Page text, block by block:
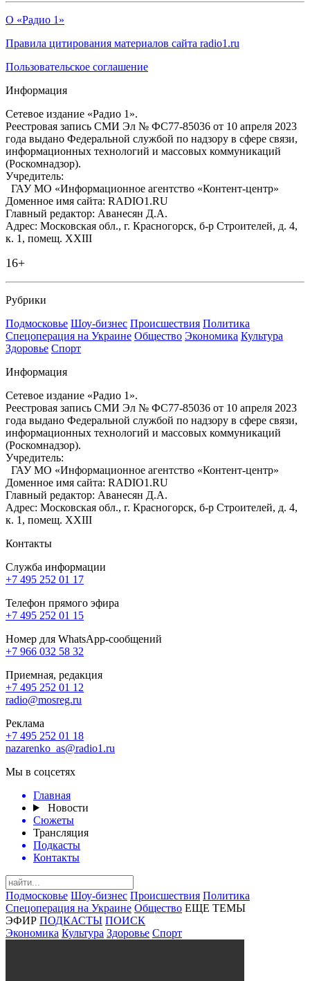
О «Радио 1»
Правила цитирования материалов сайта radio1.ru
Пользовательское соглашение
Информация
Сетевое издание «Радио 1».
Реестровая запись СМИ Эл № ФС77-85036 от 10 апреля 2023
года выдано Федеральной службой по надзору в сфере связи,
информационных технологий и массовых коммуникаций
(Роскомнадзор).
Учредитель:
ГАУ МО «Информационное агентство «Контент-центр»
Доменное имя сайта: RADIO1.RU
Главный редактор: Аванесян Д.А.
Адрес: Московская обл., г. Красногорск, б-р Строителей, д. 4,
к. 1, помещ. XXIII
16+
Рубрики
Подмосковье Шоу-бизнес Происшествия Политика
Спецоперация на Украине Общество Экономика Культура
Здоровье Спорт
Информация
Сетевое издание «Радио 1».
Реестровая запись СМИ Эл № ФС77-85036 от 10 апреля 2023
года выдано Федеральной службой по надзору в сфере связи,
информационных технологий и массовых коммуникаций
(Роскомнадзор).
Учредитель:
ГАУ МО «Информационное агентство «Контент-центр»
Доменное имя сайта: RADIO1.RU
Главный редактор: Аванесян Д.А.
Адрес: Московская обл., г. Красногорск, б-р Строителей, д. 4,
к. 1, помещ. XXIII
Контакты
Служба информации
+7 495 252 01 17
Телефон прямого эфира
+7 495 252 01 15
Номер для WhatsApp-сообщений
+7 966 032 58 32
Приемная, редакция
+7 495 252 01 12
radio@mosreg.ru
Реклама
+7 495 252 01 18
nazarenko_as@radio1.ru
Мы в соцсетях
Главная
Новости
Сюжеты
Трансляция
Подкасты
Контакты
Подмосковье Шоу-бизнес Происшествия Политика
Спецоперация на Украине Общество ЕЩЕ ТЕМЫ
ЭФИР ПОДКАСТЫ ПОИСК
Экономика Культура Здоровье Спорт